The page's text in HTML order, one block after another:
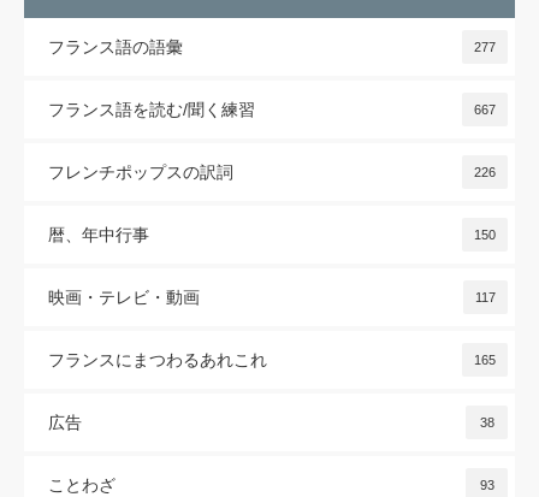
フランス語の語彙 277
フランス語を読む/聞く練習 667
フレンチポップスの訳詞 226
暦、年中行事 150
映画・テレビ・動画 117
フランスにまつわるあれこれ 165
広告 38
ことわざ 93